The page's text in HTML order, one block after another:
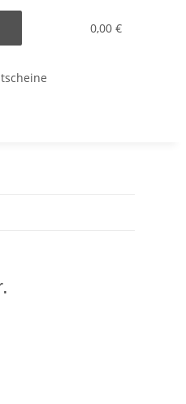
0,00 €